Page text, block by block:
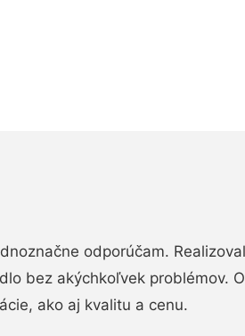
odporúčam.
bez akýchkoľvek problémov.
ako aj kvalitu a cenu.